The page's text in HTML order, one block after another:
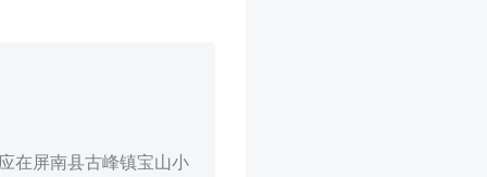
在屏南县古峰镇宝山小